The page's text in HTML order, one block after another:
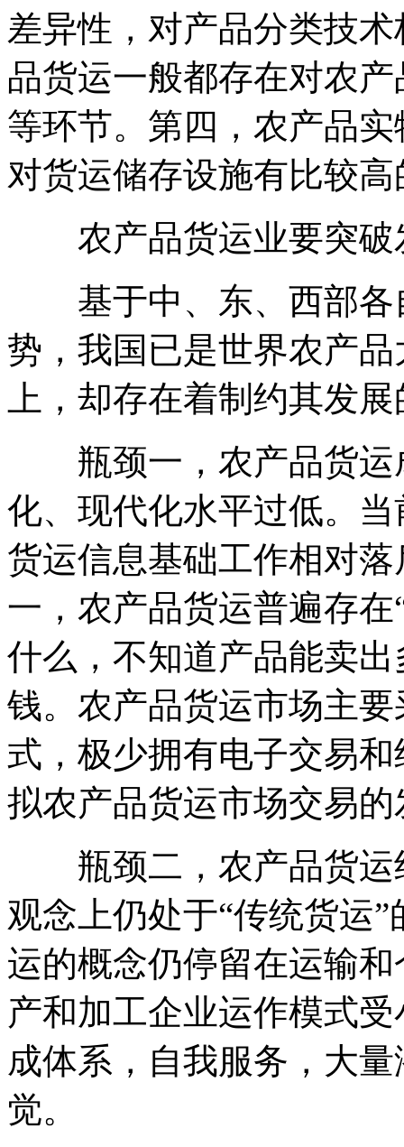
F**6
第一次在这发货，
价格比较合理，服
务也不错。
匿名用户
差异性，对产品分类技
品货运一般都存在对农
等环节。第四，农产品
对货运储存设施有比较
农产品货运业要突破
基于中、东、西部各
势，我国已是世界农产
上，却存在着制约其发
瓶颈一，农产品货运
化、现代化水平过低。
货运信息基础工作相对
一，农产品货运普遍存
什么，不知道产品能卖
钱。农产品货运市场主
式，极少拥有电子交易
拟农产品货运市场交易
瓶颈二，农产品货运
观念上仍处于“传统货运
运的概念仍停留在运输
产和加工企业运作模式
成体系，自我服务，大
觉。